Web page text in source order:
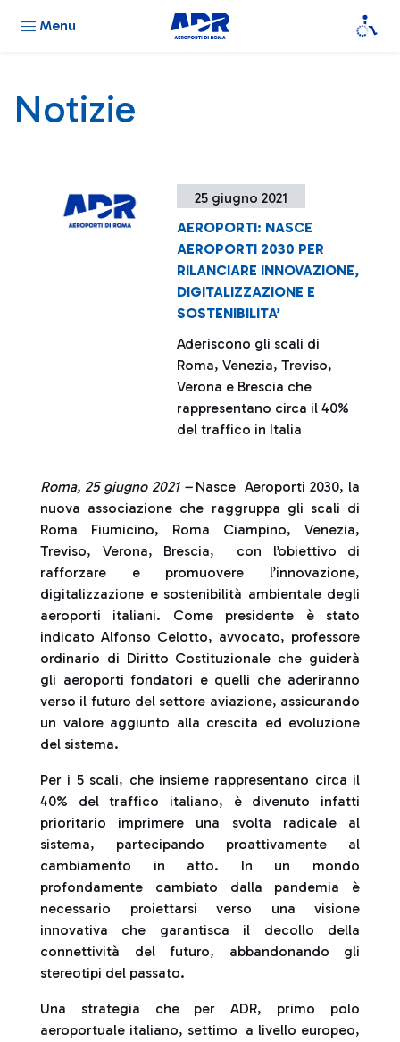
Menu
Notizie
25 giugno 2021
AEROPORTI: NASCE
AEROPORTI 2030 PER
RILANCIARE INNOVAZIONE,
DIGITALIZZAZIONE E
SOSTENIBILITA’
Aderiscono gli scali di
Roma, Venezia, Treviso,
Verona e Brescia che
rappresentano circa il 40%
del traffico in Italia
Roma, 25 giugno 2021 – Nasce Aeroporti 2030, la
nuova associazione che raggruppa gli scali di
Roma Fiumicino, Roma Ciampino, Venezia,
Treviso, Verona, Brescia, con l’obiettivo di
rafforzare e promuovere l’innovazione,
digitalizzazione e sostenibilità ambientale degli
aeroporti italiani. Come presidente è stato
indicato Alfonso Celotto, avvocato, professore
ordinario di Diritto Costituzionale che guiderà
gli aeroporti fondatori e quelli che aderiranno
verso il futuro del settore aviazione, assicurando
un valore aggiunto alla crescita ed evoluzione
del sistema.
Per i 5 scali, che insieme rappresentano circa il
40% del traffico italiano, è divenuto infatti
prioritario imprimere una svolta radicale al
sistema, partecipando proattivamente al
cambiamento in atto. In un mondo
profondamente cambiato dalla pandemia è
necessario proiettarsi verso una visione
innovativa che garantisca il decollo della
connettività del futuro, abbandonando gli
stereotipi del passato.
Una strategia che per ADR, primo polo
aeroportuale italiano, settimo a livello europeo,